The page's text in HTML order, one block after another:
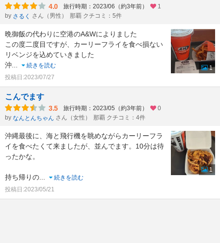
4.0 旅行時期：2023/06（約3年前）
1
by さるく さん（男性） 那覇 クチコミ：5件
晩御飯の代わりに空港のA&Wによりました
この度二度目ですが、カーリーフライを食べ損ない
リベンジを込めていきました
沖
続きを読む
投稿日:2023/07/27
1
こんでます
3.5 旅行時期：2023/05（約3年前）
0
by なんとんちゃん さん（女性） 那覇 クチコミ：4件
沖縄最後に、海と飛行機を眺めながらカーリーフラ
イを食べたくて来ましたが、並んでます。10分は待
ったかな。
持ち帰りの
続きを読む
投稿日:2023/05/21
1